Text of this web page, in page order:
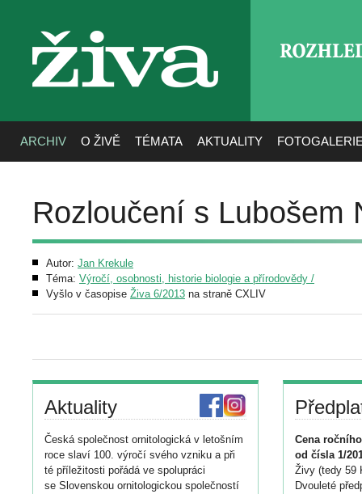
živa
ARCHIV O ŽIVĚ TÉMATA AKTUALITY
Rozloučení s Lubošem
Autor: Jan Krekule
Téma: Výročí, osobnosti, historie biologie a přírodovědy /
Vyšlo v časopise Živa 6/2013 na straně CXLIV
Aktuality
Česká společnost ornitologická v letošním
roce slaví 100. výročí svého vzniku a při
té příležitosti pořádá ve spolupráci
se Slovenskou ornitologickou společností
Cena
od čísla 1/
Živy (tedy 59
Dvouleté